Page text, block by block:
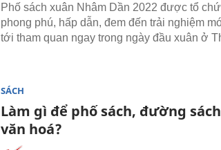
Phố sách xuân Nhâm Dần 2022 được tổ
phong phú, hấp dẫn, đem đến trải nghiệm
tới tham quan ngay trong ngày đầu xuân ở
SÁCH
Làm gì để phố sách, đường
văn hoá?